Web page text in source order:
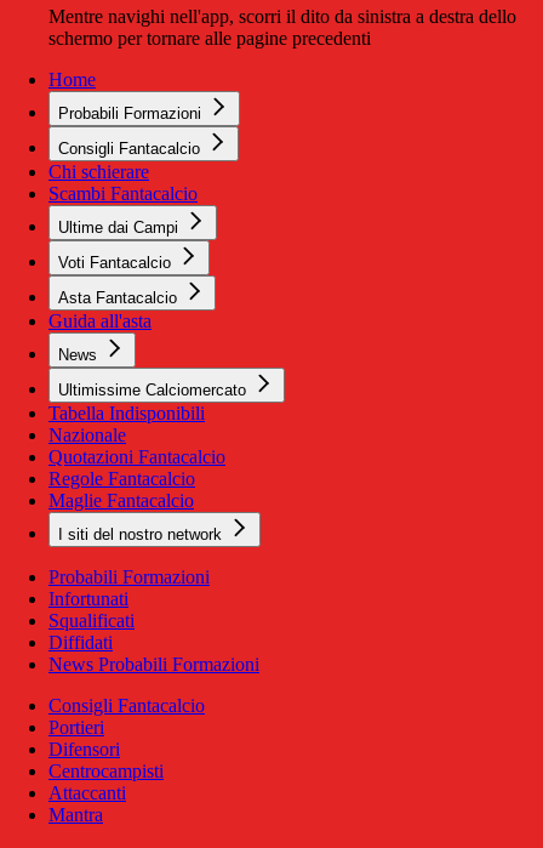
Mentre navighi nell'app, scorri il dito da sinistra a destra dello
schermo per tornare alle pagine precedenti
Home
Probabili Formazioni
Consigli Fantacalcio
Chi schierare
Scambi Fantacalcio
Ultime dai Campi
Voti Fantacalcio
Asta Fantacalcio
Guida all'asta
News
Ultimissime Calciomercato
Tabella Indisponibili
Nazionale
Quotazioni Fantacalcio
Regole Fantacalcio
Maglie Fantacalcio
I siti del nostro network
Probabili Formazioni
Infortunati
Squalificati
Diffidati
News Probabili Formazioni
Consigli Fantacalcio
Portieri
Difensori
Centrocampisti
Attaccanti
Mantra